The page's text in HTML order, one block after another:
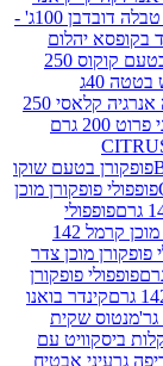
מילקה טבלה דובדבן 100ג' -
סוכריות בטעם קוקוס 250
הל משקה אנרגיה קלאסי 250
ג'ילי בוני פרוט 200 גרם
שוקו
מוכן
פופקורן מוכן קרמל 142
צדר
בואנו
עם